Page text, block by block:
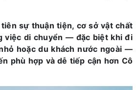
sự thuận tiện, cơ sở vật chất
việc di chuyển — đặc biệt khi đi
hoặc du khách nước ngoài —
phù hợp và dễ tiếp cận hơn Cô